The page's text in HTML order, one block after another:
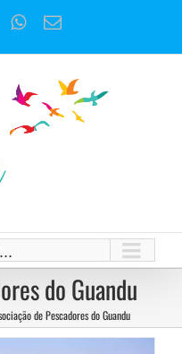
WhatsApp
E-
do Guandu
de Pescadores do Guandu
no
da geosmina